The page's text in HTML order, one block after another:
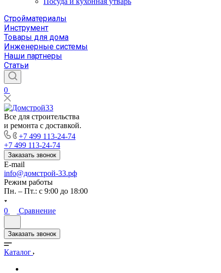
Стройматериалы
Инструмент
Товары для дома
Инженерные системы
Наши партнеры
Статьи
0
Все для строительства
и ремонта с доставкой.
+7 499 113-24-74
+7 499 113-24-74
Заказать звонок
E-mail
info@домстрой-33.рф
Режим работы
Пн. – Пт.: с 9:00 до 18:00
0 Сравнение
Заказать звонок
Каталог